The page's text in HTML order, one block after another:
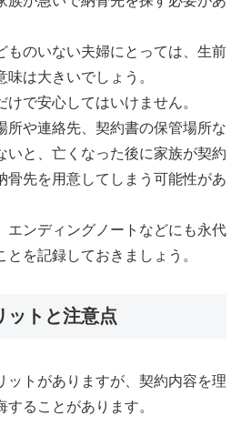
ものいない夫婦にとっては、生前
は大きいでしょう。
で安心してはいけません。
所や連絡先、契約書の保管場所な
いと、亡くなった後に家族が契約
骨先を用意してしまう可能性があ
エンディングノートなどにも永代
を記録しておきましょう。
ットと注意点
ットがありますが、契約内容を理
ることがあります。